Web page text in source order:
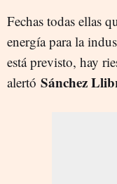
Fechas todas ellas
energía para la
está previsto, hay
alertó Sánchez